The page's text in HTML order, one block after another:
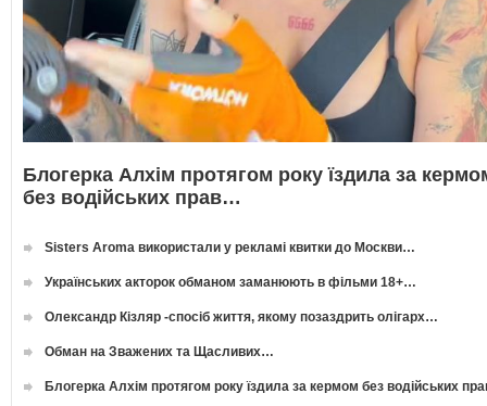
Блогерка Алхім протягом року їздила за
без водійських прав…
Sisters Aroma використали у рекламі квитки до Москви…
Українських акторок обманом заманюють в фільми 18+…
Олександр Кізляр -спосіб життя, якому позаздрить олігарх…
Обман на Зважених та Щасливих…
Блогерка Алхім протягом року їздила за кермом без водійських